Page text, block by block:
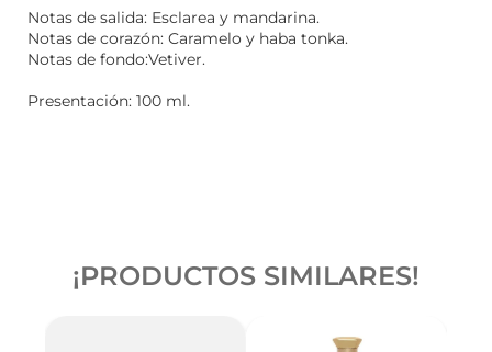
Notas de salida: Esclarea y mandarina.
Notas de corazón: Caramelo y haba tonka.
Notas de fondo:Vetiver.
Presentación: 100 ml.
¡PRODUCTOS SIMILARES!